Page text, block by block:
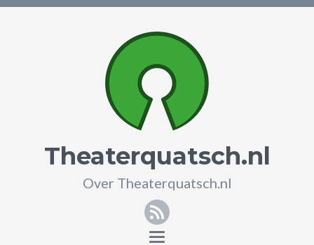
Theaterquatsch.nl
Over Theaterquatsch.nl
RSS
Toggle